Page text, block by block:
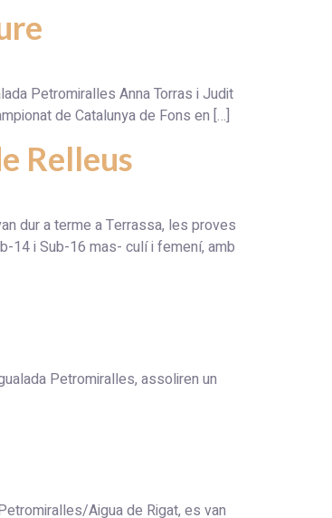
Petromiralles Anna Torras i Judit
de Catalunya de Fons en […]
Relleus
dur a terme a Terrassa, les proves
14 i Sub-16 mas- culí i femení, amb
Petromiralles, assoliren un
Aigua de Rigat, es van